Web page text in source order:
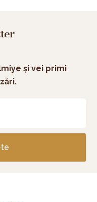
și vei primi